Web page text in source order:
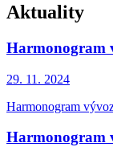
Aktuality
Harmonogram
29. 11. 2024
Harmonogram
Harmonogram